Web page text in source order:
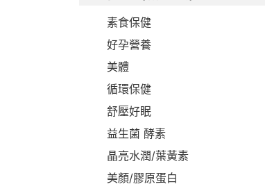
素食保健
好孕營養
美體
循環保健
舒壓好眠
益生菌 酵素
晶亮水潤/葉黃素
美顏/膠原蛋白